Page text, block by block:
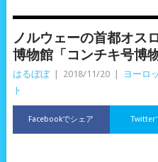
ノルウェーの首都オス
博物館「コンチキ号博
はるぼぼ 2018/11/20 ヨーロ
ト
Facebookでシェア Twitter